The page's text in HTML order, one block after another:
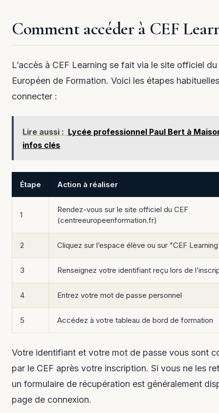
Comment accéder à CEF
L’accès à CEF Learning se fait via le site officiel
Européen de Formation. Voici les étapes
connecter :
Lire aussi : Lycée professionnel Paul Bert à
infos clés
Étape Action à réaliser
1
Rendez-vous sur le site officiel du CEF
(centreeuropeenformation.fr)
2 Cliquez sur l’espace élève ou sur "CEF
3 Renseignez votre identifiant reçu lors de
4 Entrez votre mot de passe personnel
5 Accédez à votre tableau de bord de formation
Votre identifiant et votre mot de passe vous sont
par le CEF après votre inscription. Si vous ne les
un formulaire de récupération est généralement
page de connexion.